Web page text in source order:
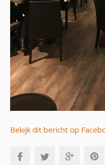
Bekijk dit bericht op